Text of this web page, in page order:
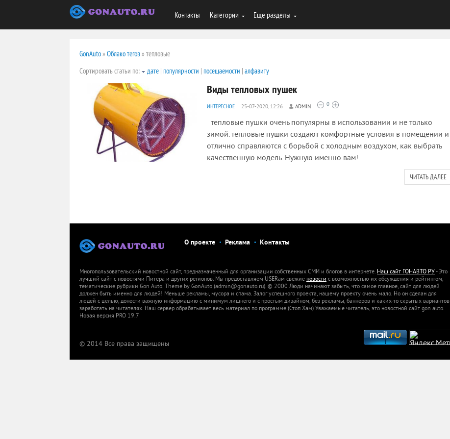
Контакты Категории Еще разделы
GonAuto» Облако тегов» тепловые
Сортировать статьи по:
дате | популярности | посещаемости | алфавиту
Виды тепловых пушек
ИНТЕРЕСНОЕ 25-07-2020, 12:26 ADMIN 0
тепловые пушки очень популярны в использовании и не только
зимой. тепловые пушки создают комфортные условия в помещении и
отлично справляются с борьбой с холодным воздухом, как выбрать
качественную модель. Нужную именно вам!
ЧИТАТЬ ДАЛЕЕ
О проекте Реклама Контакты
Многопользовательский новостной сайт, предназначенный для организации собственных СМИ и блогов в интернете. Наш сайт ГОНАВТО РУ- Это
лучший сайт с новостями Питера и других регионов. Мы предоставляем USERам свежие новости с возможностью их обсуждения и рейтингом,
тематические рубрики Gon Auto. Theme by GonAuto (admin@gonauto.ru). © 2000 Люди начинают забыть, что самое главное, сайт для людей
должен быть именно для людей! Меньше рекламы, мусора и спама. Залог успешного проекта, нашему проекту очень мало. Но он сделан для
людей с целью, донести важную информацию с минимум лишнего и с простым дизайном, без рекламы, баннеров и каких-то скрытых вариантов
заработать на читателях. Наш сервер обрабатывает весь материал по программе (Стоп Хам) Уважаемые читатель, это новостной сайт gon auto.
Новая версия PRO 19.7
© 2014 Все права защищены